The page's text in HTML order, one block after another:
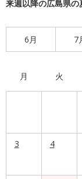
来週以降の広島県の
6月 7
月 火
3 4